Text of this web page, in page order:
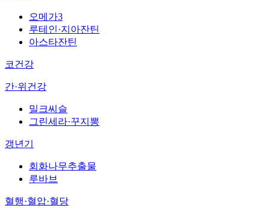
오메가3
루테인·지아잔틴
아스타잔틴
코건강
간·위건강
밀크씨슬
그린세라·꾸지뽕
갱년기
회화나무추출물
루바브
혈행·혈압·혈당